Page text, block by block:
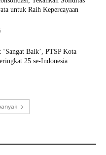
untuk Raih Kepercayaan
‘Sangat Baik’, PTSP Kota
25 se-Indonesia